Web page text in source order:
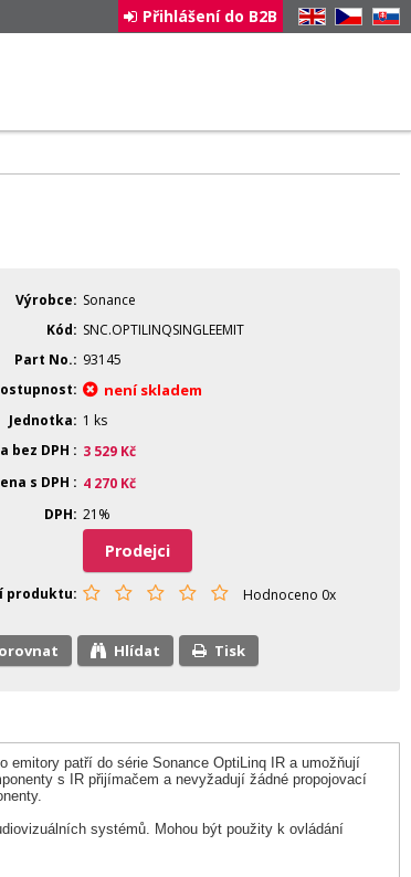
EN CZ SK
Přihlášení do B2B
Výrobce
Sonance
Kód
SNC.OPTILINQSINGLEEMIT
Part No.
93145
není skladem
Jednotka
1 ks
bez DPH
3 529 Kč
s DPH
4 270 Kč
DPH 21%
Prodejci
produktu Hodnoceno 0x
Porovnat Hlídat Tisk
emitory patří do série Sonance OptiLinq IR a umožňují
s IR přijímačem a nevyžadují žádné propojovací
systémů. Mohou být použity k ovládání